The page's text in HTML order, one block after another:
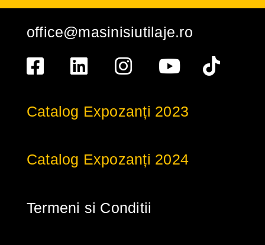
office@masinisiutilaje.ro
Catalog Expozanți 2023
Catalog Expozanți 2024
Termeni si Conditii